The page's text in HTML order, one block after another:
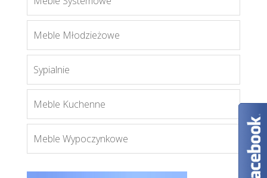
Więcej
Meble Młodzieżowe
Sypialnie
Meble Kuchenne
Meble Wypoczynkowe